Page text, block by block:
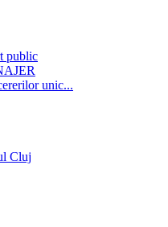
public
unic...